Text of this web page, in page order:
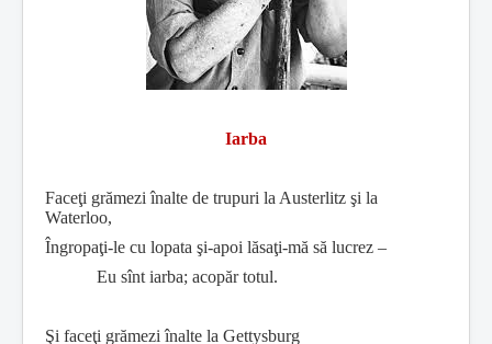
Iarba
Faceţi grămezi înalte de trupuri la Austerlitz şi la
Waterloo,
Îngropaţi-le cu lopata şi-apoi lăsaţi-mă să lucrez –
Eu sînt iarba; acopăr totul.
Şi faceţi grămezi înalte la Gettysburg